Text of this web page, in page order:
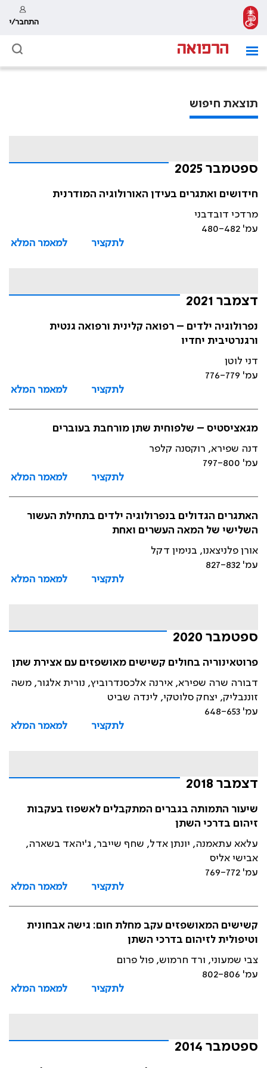
התחבר/י
תוצאת חיפוש
ספטמבר 2025
חידושים ואתגרים בעידן האורולוגיה המודרנית
מרדכי דובדבני
עמ' 480-482
לתקציר
למאמר המלא
דצמבר 2021
נפרולוגיה ילדים – רפואה קלינית ורפואה גנטית
ורגנרטיבית יחדיו
דני לוטן
עמ' 776-779
לתקציר
למאמר המלא
מגאציסטיס – שלפוחית שתן מורחבת בעוברים
דנה שפירא, רוקסנה קלפר
עמ' 797-800
לתקציר
למאמר המלא
האתגרים הגדולים בנפרולוגיה ילדים בתחילת העשור
השלישי של המאה העשרים ואחת
אורן פלניצאנו, בנימין דקל
עמ' 827-832
לתקציר
למאמר המלא
ספטמבר 2020
פרוטאינוריה בחולים קשישים מאושפזים עם אצירת שתן
דבורה שרה שפירא, אירנה אלכסנדרוביץ, נורית אלגור, משה
זוננבליק, יצחק סלוטקי, לינדה שביט
עמ' 648-653
לתקציר
למאמר המלא
דצמבר 2018
שיעור התמותה בגברים המתקבלים לאשפוז בעקבות
זיהום בדרכי השתן
עלאא עתאמנה, יונתן אדל, שחף שייבר, ג'יהאד בשארה,
אבישי אליס
עמ' 769-772
לתקציר
למאמר המלא
קשישים המאושפזים עקב מחלת חום: גישה אבחונית
וטיפולית לזיהום בדרכי השתן
צבי שמעוני, ורד חרמוש, פול פרום
עמ' 802-806
לתקציר
למאמר המלא
ספטמבר 2014